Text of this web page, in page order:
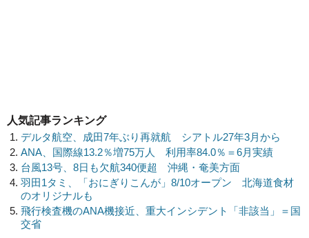
人気記事ランキング
デルタ航空、成田7年ぶり再就航 シアトル27年3月から
ANA、国際線13.2％増75万人 利用率84.0％＝6月実績
台風13号、8日も欠航340便超 沖縄・奄美方面
羽田1タミ、「おにぎりこんが」8/10オープン 北海道食材
のオリジナルも
飛行検査機のANA機接近、重大インシデント「非該当」＝国
交省